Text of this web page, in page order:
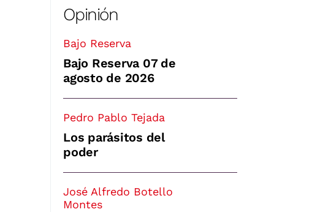
Opinión
Bajo Reserva
Bajo Reserva 07 de
agosto de 2026
Pedro Pablo Tejada
Los parásitos del
poder
José Alfredo Botello
Montes